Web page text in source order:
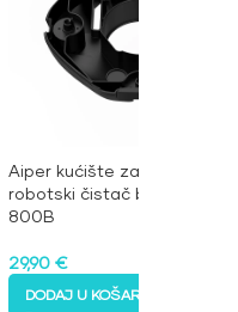
Aiper kućište za baterijski
robotski čistač bazena
800B
29,90€
DODAJ U KOŠARICU